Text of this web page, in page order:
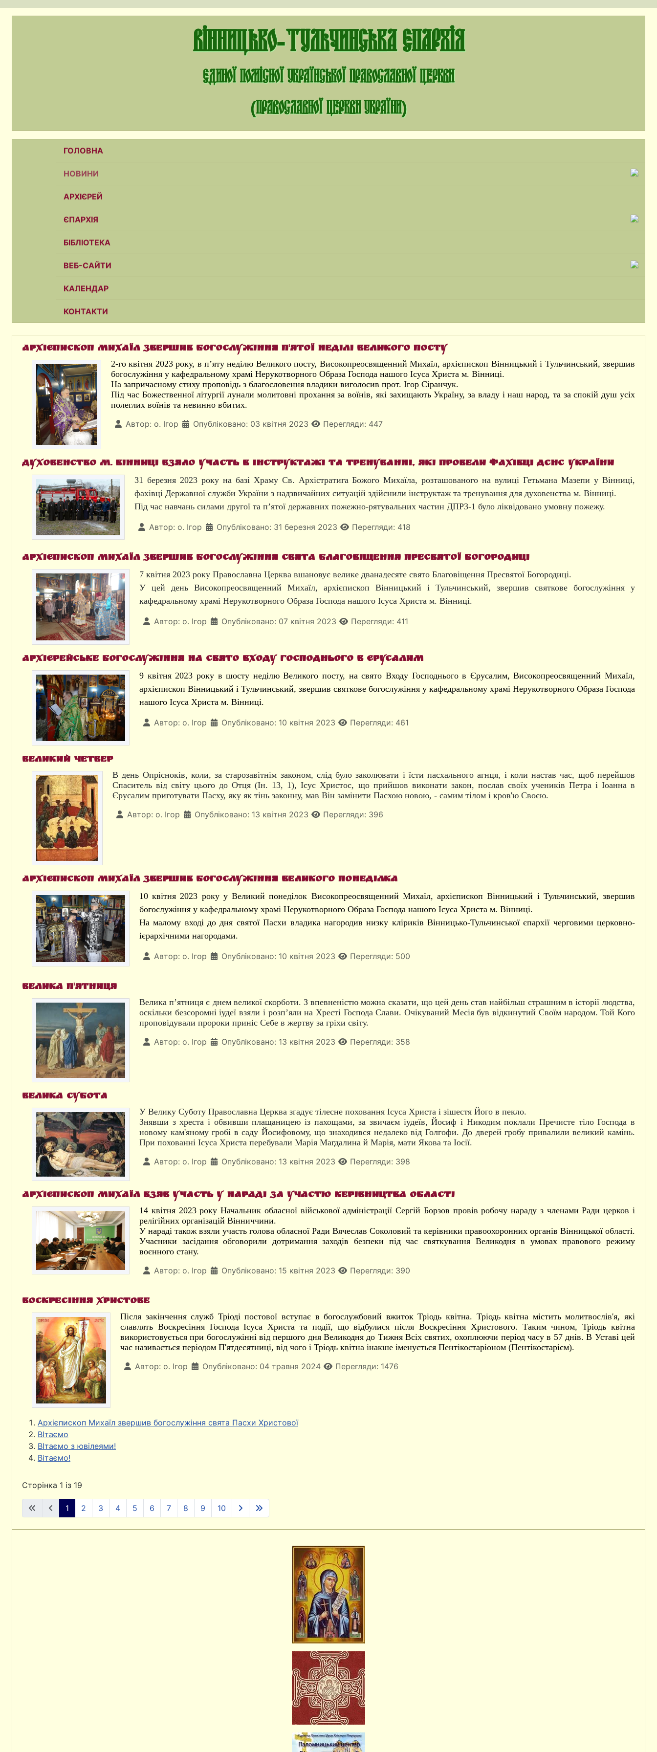
Вінницько-Тульчинська єпархія
єдиної помісної Української Православної Церкви
(Православної Церкви України)
ГОЛОВНА
НОВИНИ
АРХІЄРЕЙ
ЄПАРХІЯ
БІБЛІОТЕКА
ВЕБ-САЙТИ
КАЛЕНДАР
КОНТАКТИ
Архієпископ Михаїл звершив богослужіння п'ятої неділі Великого посту
2-го квітня 2023 року, в п’яту неділю Великого посту, Високопреосвященний Михаїл, архієпископ Вінницький і Тульчинський, звершив
богослужіння у кафедральному храмі Нерукотворного Образа Господа нашого Ісуса Христа м. Вінниці.
На запричасному стиху проповідь з благословення владики виголосив прот. Ігор Сіранчук.
Під час Божественної літургії лунали молитовні прохання за воїнів, які захищають Україну, за владу і наш народ, та за спокій душ усіх
полеглих воїнів та невинно вбитих.
Автор: о. Ігор Опубліковано: 03 квітня 2023 Перегляди: 447
Духовенство м. Вінниці взяло участь в інструктажі та тренуванні, які провели фахівці ДСНС України
31 березня 2023 року на базі Храму Св. Архістратига Божого Михаїла, розташованого на вулиці Гетьмана Мазепи у Вінниці,
фахівці Державної служби України з надзвичайних ситуацій здійснили інструктаж та тренування для духовенства м. Вінниці.
Під час навчань силами другої та п’ятої державних пожежно-рятувальних частин ДПРЗ-1 було ліквідовано умовну пожежу.
Автор: о. Ігор Опубліковано: 31 березня 2023 Перегляди: 418
Архієпископ Михаїл звершив богослужіння свята Благовіщення Пресвятої Богородиці
7 квітня 2023 року Православна Церква вшановує велике дванадесяте свято Благовіщення Пресвятої Богородиці.
У цей день Високопреосвященний Михаїл, архієпископ Вінницький і Тульчинський, звершив святкове богослужіння у
кафедральному храмі Нерукотворного Образа Господа нашого Ісуса Христа м. Вінниці.
Автор: о. Ігор Опубліковано: 07 квітня 2023 Перегляди: 411
Архієрейське богослужіння на свято Входу Господнього в Єрусалим
9 квітня 2023 року в шосту неділю Великого посту, на свято Входу Господнього в Єрусалим, Високопреосвященний Михаїл,
архієпископ Вінницький і Тульчинський, звершив святкове богослужіння у кафедральному храмі Нерукотворного Образа Господа
нашого Ісуса Христа м. Вінниці.
Автор: о. Ігор Опубліковано: 10 квітня 2023 Перегляди: 461
Великий четвер
В день Опрісноків, коли, за старозавітнім законом, слід було заколювати і їсти пасхального агнця, і коли настав час, щоб перейшов
Спаситель від світу цього до Отця (Ін. 13, 1), Ісус Христос, що прийшов виконати закон, послав своїх учеників Петра і Іоанна в
Єрусалим приготувати Пасху, яку як тінь законну, мав Він замінити Пасхою новою, - самим тілом і кров'ю Своєю.
Автор: о. Ігор Опубліковано: 13 квітня 2023 Перегляди: 396
Архієпископ Михаїл звершив богослужіння Великого понеділка
10 квітня 2023 року у Великий понеділок Високопреосвященний Михаїл, архієпископ Вінницький і Тульчинський, звершив
богослужіння у кафедральному храмі Нерукотворного Образа Господа нашого Ісуса Христа м. Вінниці.
На малому вході до дня святої Пасхи владика нагородив низку кліриків Вінницько-Тульчинської єпархії черговими церковно-
ієрархічними нагородами.
Автор: о. Ігор Опубліковано: 10 квітня 2023 Перегляди: 500
Велика п'ятниця
Велика п’ятниця є днем великої скорботи. З впевненістю можна сказати, що цей день став найбільш страшним в історії людства,
оскільки безсоромні іудеї взяли і розп’яли на Хресті Господа Слави. Очікуваний Месія був відкинутий Своїм народом. Той Кого
проповідували пророки приніс Себе в жертву за гріхи світу.
Автор: о. Ігор Опубліковано: 13 квітня 2023 Перегляди: 358
Велика субота
У Велику Суботу Православна Церква згадує тілесне поховання Ісуса Христа і зішестя Його в пекло.
Знявши з хреста і обвивши плащаницею із пахощами, за звичаєм іудеїв, Йосиф і Никодим поклали Пречисте тіло Господа в
новому кам'яному гробі в саду Йосифовому, що знаходився недалеко від Голгофи. До дверей гробу привалили великий камінь.
При похованні Ісуса Христа перебували Марія Магдалина й Марія, мати Якова та Іосії.
Автор: о. Ігор Опубліковано: 13 квітня 2023 Перегляди: 398
Архієпископ Михаїл взяв участь у нараді за участю керівництва області
14 квітня 2023 року Начальник обласної військової адміністрації Сергій Борзов провів робочу нараду з членами Ради церков і
релігійних організацій Вінниччини.
У нараді також взяли участь голова обласної Ради Вячеслав Соколовий та керівники правоохоронних органів Вінницької області.
Учасники засідання обговорили дотримання заходів безпеки під час святкування Великодня в умовах правового режиму
воєнного стану.
Автор: о. Ігор Опубліковано: 15 квітня 2023 Перегляди: 390
Воскресіння Христове
Після закінчення служб Тріоді постової вступає в богослужбовий вжиток Тріодь квітна. Тріодь квітна містить молитвослів'я, які
славлять Воскресіння Господа Ісуса Христа та події, що відбулися після Воскресіння Христового. Таким чином, Тріодь квітна
використовується при богослужінні від першого дня Великодня до Тижня Всіх святих, охоплюючи період часу в 57 днів. В Уставі цей
час називається періодом П'ятдесятниці, від чого і Тріодь квітна інакше іменується Пентікостаріоном (Пентікостарієм).
Автор: о. Ігор Опубліковано: 04 травня 2024 Перегляди: 1476
Архієпископ Михаїл звершив богослужіння свята Пасхи Христової
ВІтаємо
ВІтаємо з ювілеями!
Вітаємо!
Сторінка 1 із 19
1 2 3 4 5 6 7 8 9 10